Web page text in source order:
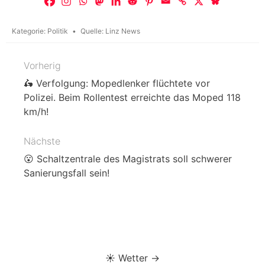
Kategorie: Politik Quelle: Linz News
Beitragsnavigation
Vorherig
🛵 Verfolgung: Mopedlenker flüchtete vor
Polizei. Beim Rollentest erreichte das Moped 118
km/h!
Nächste
😮 Schaltzentrale des Magistrats soll schwerer
Sanierungsfall sein!
☀️ Wetter →